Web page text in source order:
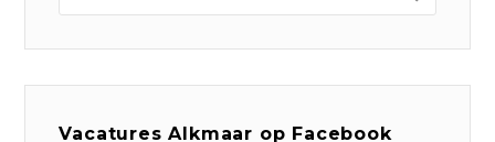
Vacatures Alkmaar op Facebook